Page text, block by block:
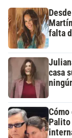
falta
casa
Palito